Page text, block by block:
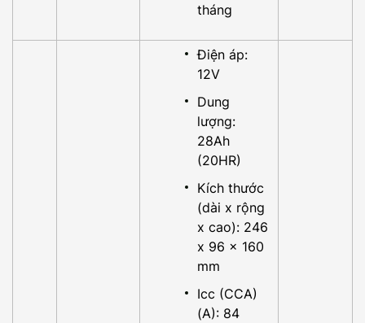
tháng
Điện áp:
12V
Dung
lượng:
28Ah
(20HR)
Kích thước
(dài x rộng
x cao): 246
x 96 x 160
mm
Icc (CCA)
(A): 84